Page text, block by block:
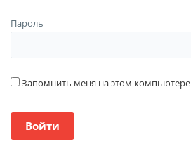
Пароль
Запомнить меня на этом компьютере